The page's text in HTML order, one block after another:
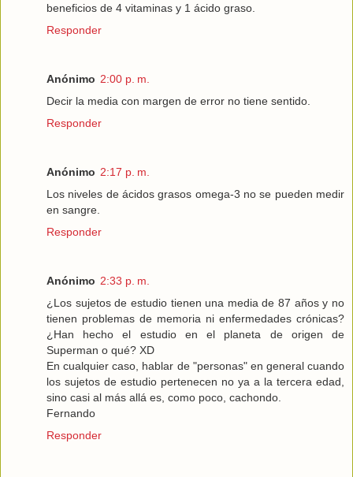
beneficios de 4 vitaminas y 1 ácido graso.
Responder
Anónimo 2:00 p. m.
Decir la media con margen de error no tiene sentido.
Responder
Anónimo 2:17 p. m.
Los niveles de ácidos grasos omega-3 no se pueden medir
en sangre.
Responder
Anónimo 2:33 p. m.
¿Los sujetos de estudio tienen una media de 87 años y no
tienen problemas de memoria ni enfermedades crónicas?
¿Han hecho el estudio en el planeta de origen de
Superman o qué? XD
En cualquier caso, hablar de "personas" en general cuando
los sujetos de estudio pertenecen no ya a la tercera edad,
sino casi al más allá es, como poco, cachondo.
Fernando
Responder